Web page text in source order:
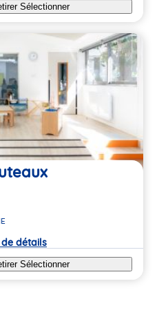
Sélectionner
détails
Sélectionner